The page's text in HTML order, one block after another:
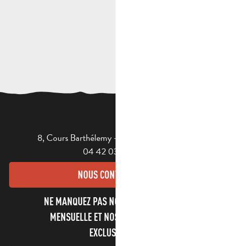
8, Cours Barthélemy - 13400 AUBAGNE
04 42 03 49 98
NOUS CONTACTER
NE MANQUEZ PAS NOTRE NEWSLETTER
MENSUELLE ET NOS INFORMATIONS
EXCLUSIVES !